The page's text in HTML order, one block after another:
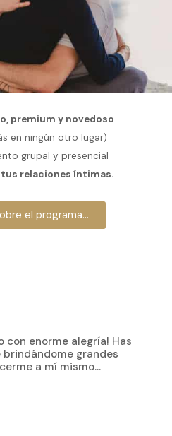
premium y novedoso
en ningún otro lugar)
grupal y presencial
tus relaciones íntimas.
el programa...
con enorme alegría! Has
grandes
a mí mismo...